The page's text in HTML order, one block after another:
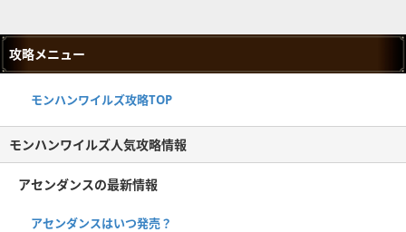
攻略メニュー
モンハンワイルズ攻略TOP
モンハンワイルズ人気攻略情報
アセンダンスの最新情報
アセンダンスはいつ発売？